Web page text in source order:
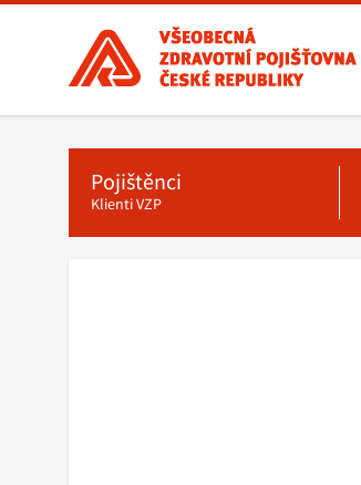
Všeobecná
zdravotní
pojišťovna
ČR,
hlavní
stránka
Pojištěnci
Klienti VZP